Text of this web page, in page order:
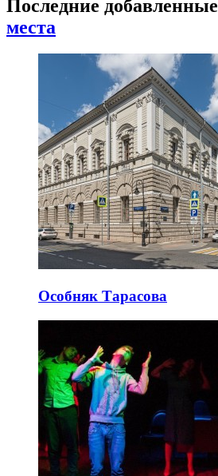
Последние добавленные
места
Особняк Тарасова